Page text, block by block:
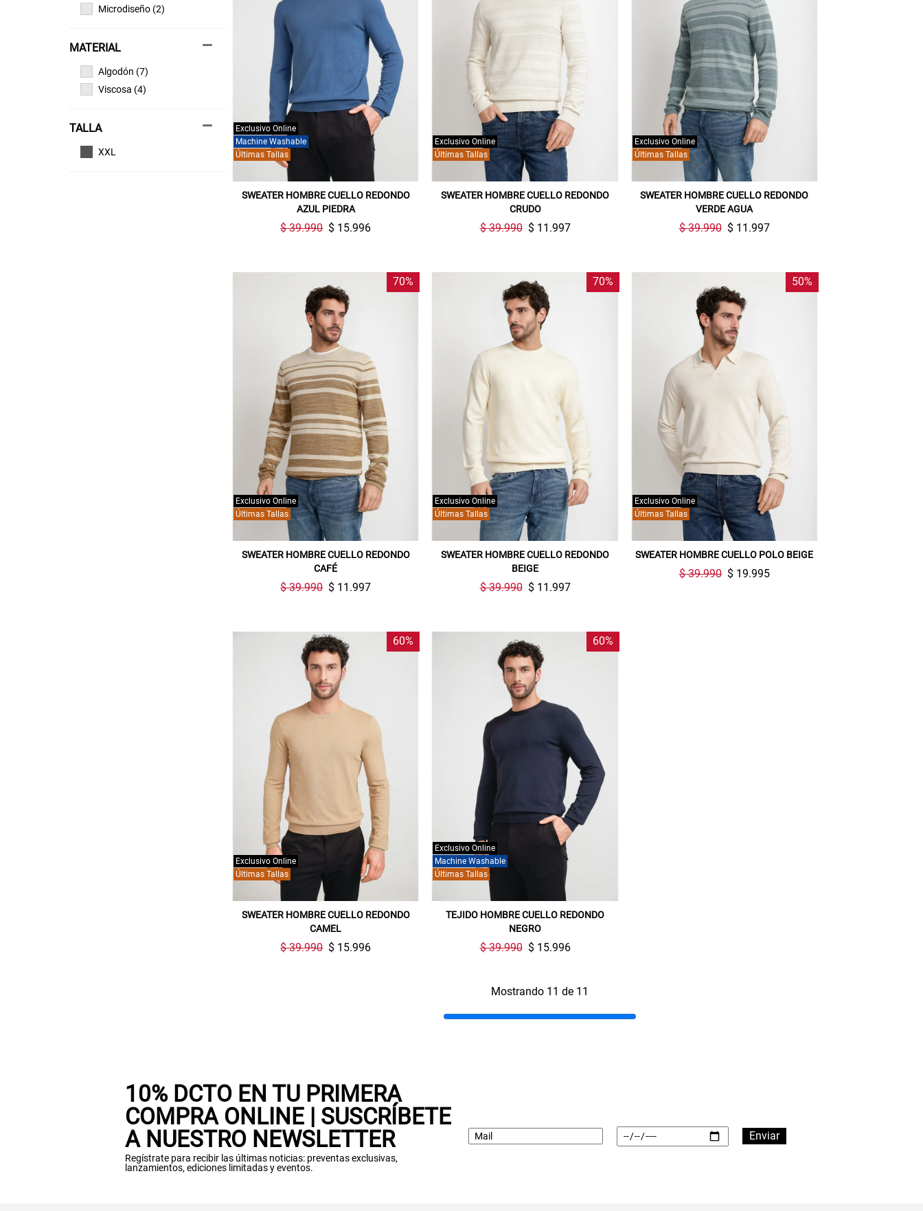
Microdiseño (2)
MATERIAL
Algodón (7)
Viscosa (4)
TALLA
XXL Últimas Tallas
Machine Washable
Exclusivo Online
SWEATER HOMBRE CUELLO REDONDO
AZUL PIEDRA
$ 39.990 $ 15.996
Últimas Tallas
Exclusivo Online
SWEATER HOMBRE CUELLO REDONDO
CRUDO
$ 39.990 $ 11.997
Últimas Tallas
Exclusivo Online
SWEATER HOMBRE CUELLO REDONDO
VERDE AGUA
$ 39.990 $ 11.997
70%
Últimas Tallas
Exclusivo Online
SWEATER HOMBRE CUELLO REDONDO
CAFÉ
$ 39.990 $ 11.997
70%
Últimas Tallas
Exclusivo Online
SWEATER HOMBRE CUELLO REDONDO
BEIGE
$ 39.990 $ 11.997
50%
Últimas Tallas
Exclusivo Online
SWEATER HOMBRE CUELLO POLO BEIGE
$ 39.990 $ 19.995
60%
Últimas Tallas
Exclusivo Online
SWEATER HOMBRE CUELLO REDONDO
CAMEL
$ 39.990 $ 15.996
60%
Últimas Tallas
Machine Washable
Exclusivo Online
TEJIDO HOMBRE CUELLO REDONDO
NEGRO
$ 39.990 $ 15.996
Mostrando 11 de 11
10% DCTO EN TU PRIMERA
COMPRA ONLINE | SUSCRÍBETE
A NUESTRO NEWSLETTER
Regístrate para recibir las últimas noticias: preventas exclusivas,
lanzamientos, ediciones limitadas y eventos.
Gracias por inscribirte!
Aquí esta tu cupón, usalo en tu siguiente
compra. Valido por 72 hrs.